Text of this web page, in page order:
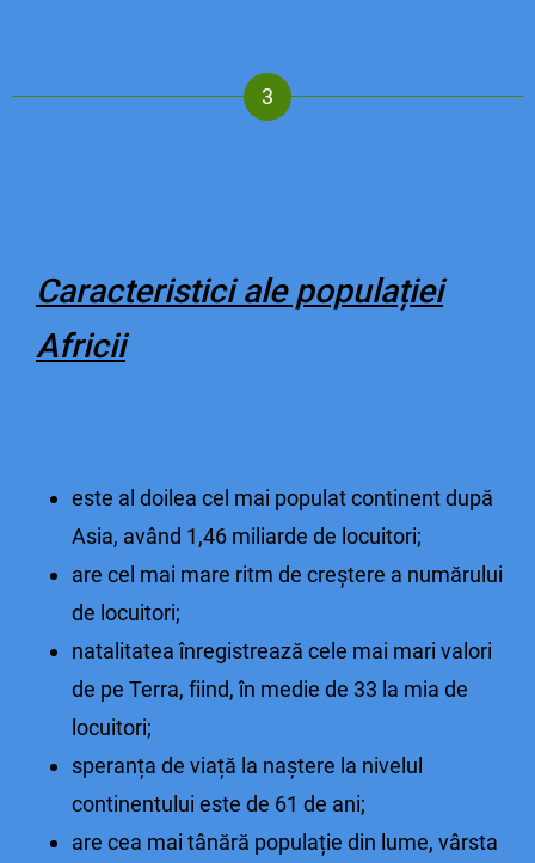
Caracteristici ale populației
Africii
este al doilea cel mai populat continent după
Asia, având 1,46 miliarde de locuitori;
are cel mai mare ritm de creștere a numărului
de locuitori;
natalitatea înregistrează cele mai mari valori
de pe Terra, fiind, în medie de 33 la mia de
locuitori;
speranța de viață la naștere la nivelul
continentului este de 61 de ani;
are cea mai tânără populație din lume, vârsta